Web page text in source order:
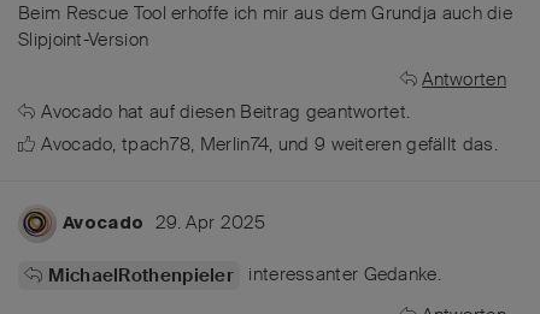
Beim Rescue Tool erhoffe ich mir aus dem Grundja auch die
Slipjoint-Version
Antworten
Avocado hat auf diesen Beitrag geantwortet.
Avocado,tpach78, Merlin74, und 9 weiterengefällt das.
Avocado 29. Apr 2025
MichaelRothenpieler
interessanter Gedanke.